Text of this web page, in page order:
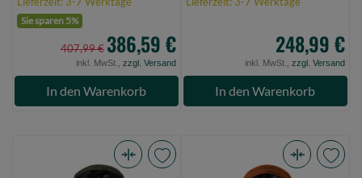
Sie sparen 5%
407,99 € 386,59 €
inkl. MwSt., zzgl. Versand
In den Warenkorb
248,99 €
inkl. MwSt., zzgl. Versand
In den Warenkorb